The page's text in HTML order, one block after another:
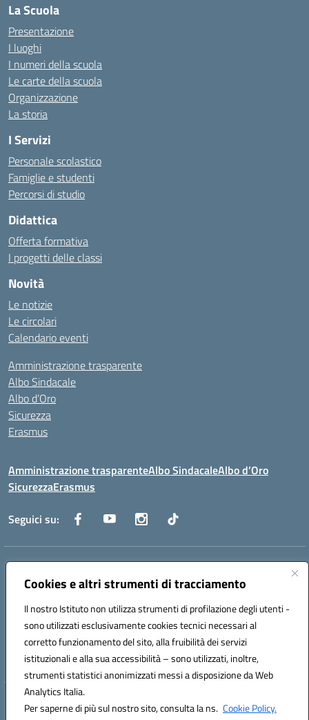
Cookies e altri strumenti di tracciamento
Il nostro Istituto non utilizza strumenti di profilazione degli utenti -
sono utilizzati esclusivamente cookies tecnici necessari al
corretto funzionamento del sito, alla fruibilità dei servizi
istituzionali e alla sua accessibilità – sono utilizzati, inoltre,
strumenti statistici anonimizzati messi a disposizione da Web
Analytics Italia.
Per saperne di più sul nostro sito, consulta la ns. Cookie Policy.
La Scuola
Presentazione
I luoghi
I numeri della scuola
Le carte della scuola
Organizzazione
La storia
I Servizi
Personale scolastico
Famiglie e studenti
Percorsi di studio
Didattica
Offerta formativa
I progetti delle classi
Novità
Le notizie
Le circolari
Calendario eventi
Amministrazione trasparente
Albo Sindacale
Albo d’Oro
Sicurezza
Erasmus
Amministrazione trasparenteAlbo SindacaleAlbo d’Oro
SicurezzaErasmus
Seguici su:
Indirizzo:
Centralino:0885.426034 Email:FGTD02000P@istruzione.it
Codice fiscale: 81002930717
Codice meccanografico:
FGTD02000P
Codice unico di fatturazione (CUF): UFUN7Y
Hosting & Powered by 3D Solution S.r.l.